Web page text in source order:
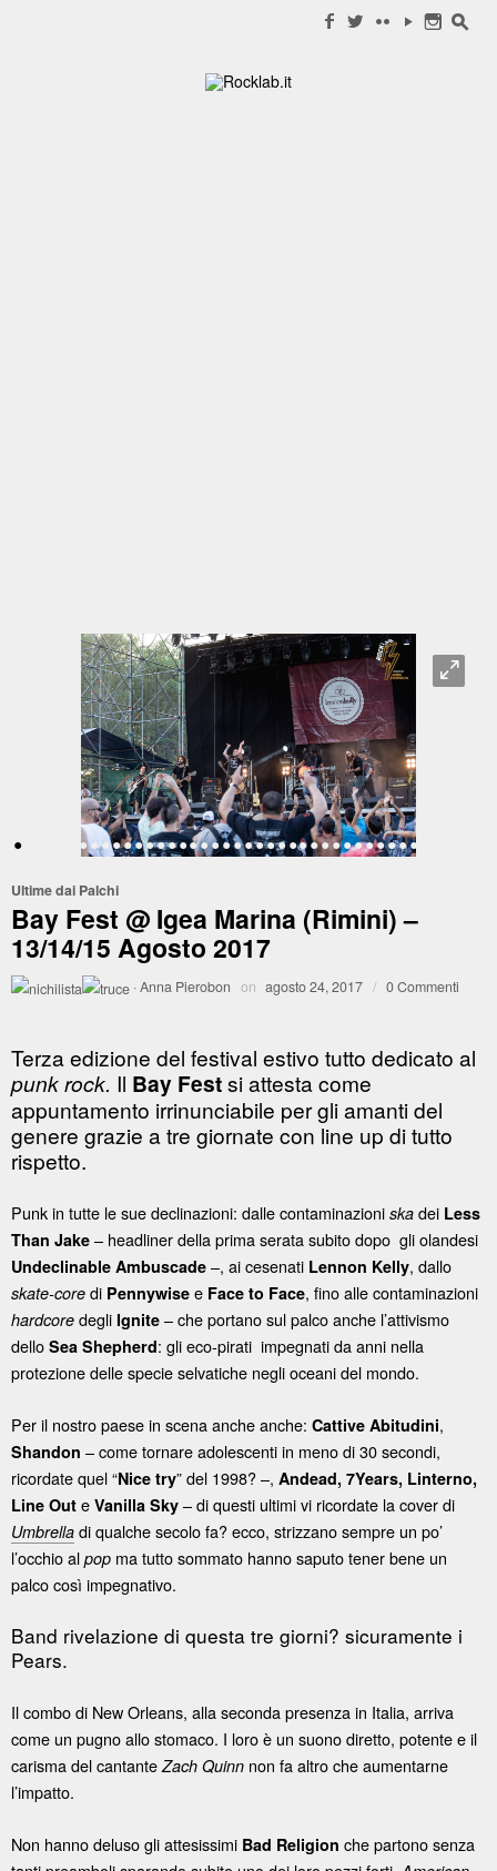
f w c y n s
O
• •••••••••••••••••••••••••••••••
Ultime dai Palchi
Bay Fest @ Igea Marina (Rimini) –
13/14/15 Agosto 2017
·Anna Pierobon on agosto 24, 2017 / 0 Commenti
Terza edizione del festival estivo tutto dedicato al
punk rock. Il Bay Festsi attesta come
appuntamento irrinunciabile per gli amanti del
genere grazie a tre giornate con line up di tutto
rispetto.
Punk in tutte le sue declinazioni: dalle contaminazioni ska dei Less
Than Jake – headliner della prima serata subito dopo gli olandesi
Undeclinable Ambuscade –, ai cesenati Lennon Kelly, dallo
skate-core di Pennywise e Face to Face, fino alle contaminazioni
hardcore degli Ignite – che portano sul palco anche l’attivismo
dello Sea Shepherd: gli eco-pirati impegnati da anni nella
protezione delle specie selvatiche negli oceani del mondo.
Per il nostro paese in scena anche anche: Cattive Abitudini,
Shandon – come tornare adolescenti in meno di 30 secondi,
ricordate quel “Nice try” del 1998? –, Andead, 7Years, Linterno,
Line Out e Vanilla Sky – di questi ultimi vi ricordate la cover di
Umbrella di qualche secolo fa? ecco, strizzano sempre un po’
l’occhio al pop ma tutto sommato hanno saputo tener bene un
palco così impegnativo.
Band rivelazione di questa tre giorni? sicuramente i
Pears.
Il combo di New Orleans, alla seconda presenza in Italia, arriva
come un pugno allo stomaco. I loro è un suono diretto, potente e il
carisma del cantante Zach Quinn non fa altro che aumentarne
l’impatto.
Non hanno deluso gli attesissimi Bad Religion che partono senza